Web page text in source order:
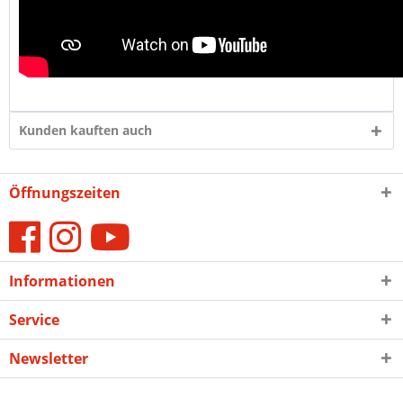
Kunden kauften auch
Öffnungszeiten
Informationen
Service
Newsletter